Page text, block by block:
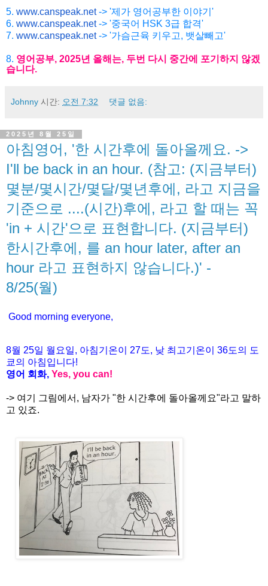
5. www.canspeak.net-> '제가 영어공부한 이야기'
6. www.canspeak.net-> '중국어 HSK 3급 합격'
7. www.canspeak.net-> '가슴근육 키우고, 뱃살빼고'
8. 영어공부, 2025년 올해는, 두번 다시 중간에 포기하지 않겠
습니 다.
Johnny 시간: 오전 7:32 댓글 없음:
2025년 8월 25일
아침영어, '한 시간후에 돌아올께요. ->
I'll be back in an hour. (참고: (지금부터)
몇분/몇시간/몇달/몇년후에, 라고 지금을
기준으로 ....(시간)후에, 라고 할 때는 꼭
'in + 시간'으로 표현합니다. (지금부터)
한시간후에, 를 an hour later, after an
hour 라고 표현하지 않습니다.)' -
8/25(월)
Good morning everyone,
8월 25일 월 요일, 아침기온이 27도, 낮 최고기온이 36도의 도
쿄의 아침입니다!
영어 회화, Yes, you can!
-> 여기 그림에서, 남자가 "한 시간후에 돌아올께요"라고 말하
고 있죠.